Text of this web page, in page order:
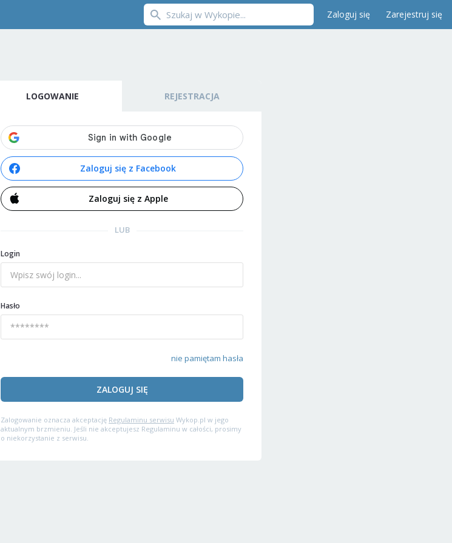
Zaloguj się Zarejestruj się
LOGOWANIE REJESTRACJA
Zaloguj się z Facebook
Zaloguj się z Apple
LUB
Login
Hasło
nie pamiętam hasła
ZALOGUJ SIĘ
Zalogowanie oznacza akceptację Regulaminu serwisu Wykop.pl w jego
aktualnym brzmieniu. Jeśli nie akceptujesz Regulaminu w całości, prosimy
o niekorzystanie z serwisu.